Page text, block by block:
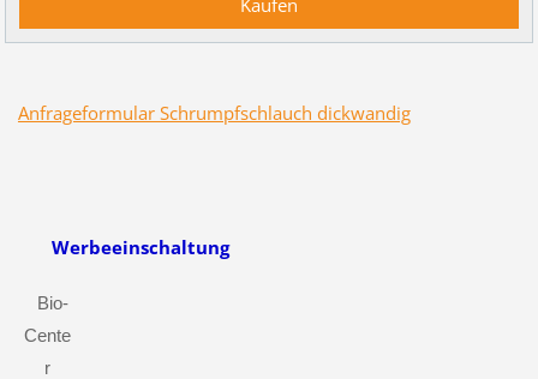
Anfrageformular Schrumpfschlauch dickwandig
Werbeeinschaltung
Bio-
Cente
r